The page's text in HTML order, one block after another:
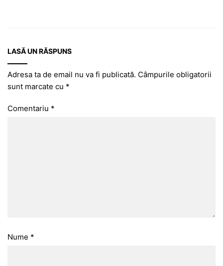
LASĂ UN RĂSPUNS
Adresa ta de email nu va fi publicată. Câmpurile obligatorii
sunt marcate cu *
Comentariu *
Nume *